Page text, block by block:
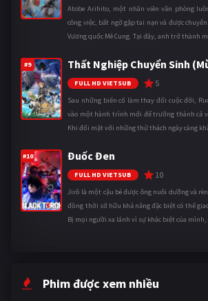
Atobe Arihito, một nhân viên văn phòng
công việc, bất ngờ gặp tai nạn và được
Vương quốc Mê Cung. Tại đây, anh trở thành
#9 Thất Nghiệp Chuyển Sinh
FULL HD VIETSUB 5
Sau những biến cố làm thay đổi cuộc đời,
vào một hành trình mới để trưởng thành cả
Khi đối mặt với những thử thách ngày càng
#10 Đuốc Đen
FULL HD VIETSUB 10
Jirô là một cậu bé được ông nuôi dưỡng và
đồng thời sở hữu khả năng đặc biệt có thể
Bị mọi người xa lánh vì sự khác biệt của mình,
Phim được xem nhiều